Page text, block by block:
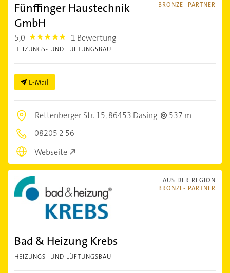
BRONZE- PARTNER
Fünffinger Haustechnik
GmbH
5,0 5.0 1 Bewertung
HEIZUNGS- UND LÜFTUNGSBAU
E-Mail
Rettenberger Str. 15,86453 Dasing
537 m
08205 2 56
Webseite
AUS DER REGION
BRONZE- PARTNER
Bad & Heizung Krebs
HEIZUNGS- UND LÜFTUNGSBAU